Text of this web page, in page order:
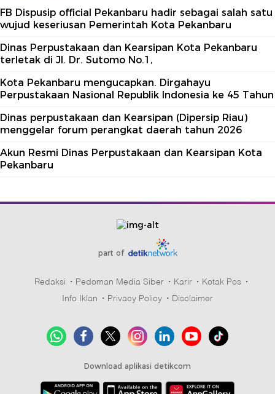
FB Dispusip official Pekanbaru hadir sebagai salah satu
wujud keseriusan Pemerintah Kota Pekanbaru
Dinas Perpustakaan dan Kearsipan Kota Pekanbaru
terletak di Jl. Dr. Sutomo No.1,
Kota Pekanbaru mengucapkan. Dirgahayu
Perpustakaan Nasional Republik Indonesia ke 45 Tahun
Dinas perpustakaan dan Kearsipan (Dipersip Riau)
menggelar forum perangkat daerah tahun 2026
Akun Resmi Dinas Perpustakaan dan Kearsipan Kota
Pekanbaru
part of
Redaksi Pedoman Media Siber Karir
Kotak Pos
Info Iklan
Privacy Policy Disclaimer
Download aplikasi detikcom